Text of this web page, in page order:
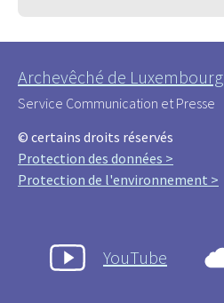
Archevêché de Luxembourg
Service Communication et Presse
© certains droits réservés
Protection des données >
Protection de l'environnement >
YouTube